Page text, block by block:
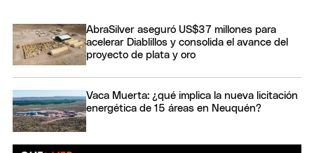
AbraSilver aseguró US$37 millones para
acelerar Diablillos y consolida el avance del
proyecto de plata y oro
Vaca Muerta: ¿qué implica la nueva licitación
energética de 15 áreas en Neuquén?